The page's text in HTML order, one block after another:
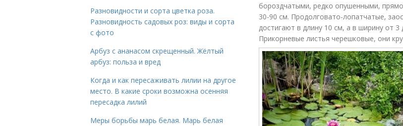
бороздчатыми, редко опушенными,
30-90 см. Продолговато-лопатчатые,
достигают в длину 10 см, а в ширину от
Прикорневые листья черешковые, они
Разновидности и сорта цветка роза.
Разновидность садовых роз: виды и сорта
с фото
Арбуз с ананасом скрещенный. Жёлтый
арбуз: польза и вред
Когда и как пересаживать лилии на другое
место. В какие сроки возможна осенняя
пересадка лилий
Меры борьбы марь белая. Марь белая